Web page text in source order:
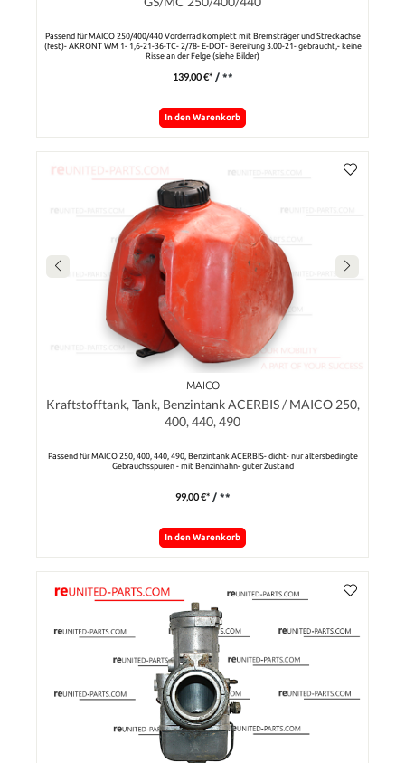
Passend für MAICO 250/400/440 Vorderrad komplett mit Bremsträger und Streckachse
(fest)- AKRONT WM 1- 1,6-21-36-TC- 2/78- E-DOT- Bereifung 3.00-21- gebraucht,- keine
Risse an der Felge (siehe Bilder)
139,00 €* / **
In den Warenkorb
MAICO
Kraftstofftank, Tank, Benzintank ACERBIS / MAICO 250,
400, 440, 490
Passend für MAICO 250, 400, 440, 490, Benzintank ACERBIS- dicht- nur altersbedingte
Gebrauchsspuren - mit Benzinhahn- guter Zustand
99,00 €* / **
In den Warenkorb